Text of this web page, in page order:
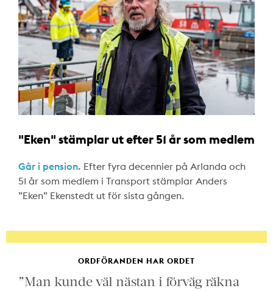
"Eken" stämplar ut efter 51 år som medlem
Går i pension. Efter fyra decennier på Arlanda och
51 år som medlem i Transport stämplar Anders
”Eken” Ekenstedt ut för sista gången.
ORDFÖRANDEN HAR ORDET
”Man kunde väl nästan i förväg räkna